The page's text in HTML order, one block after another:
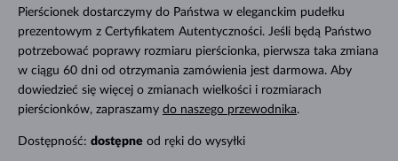
Pierścionek dostarczymy do Państwa w eleganckim pudełku
prezentowym z Certyfikatem Autentyczności. Jeśli będą Państwo
potrzebować poprawy rozmiaru pierścionka, pierwsza taka zmiana
w ciągu 60 dni od otrzymania zamówienia jest darmowa. Aby
dowiedzieć się więcej o zmianach wielkości i rozmiarach
pierścionków, zapraszamy do naszego przewodnika.
Dostępność: dostępne od ręki do wysyłki